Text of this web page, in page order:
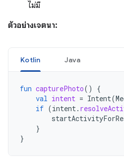
ไม่มี
ตัวอย่างเจตนา:
Kotlin Java
fun capturePhoto()
{
val intent = Intent(
if (intent.
}
}